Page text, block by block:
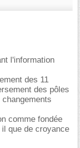
l'information
des 11
des pôles
comme fondée
que de croyance